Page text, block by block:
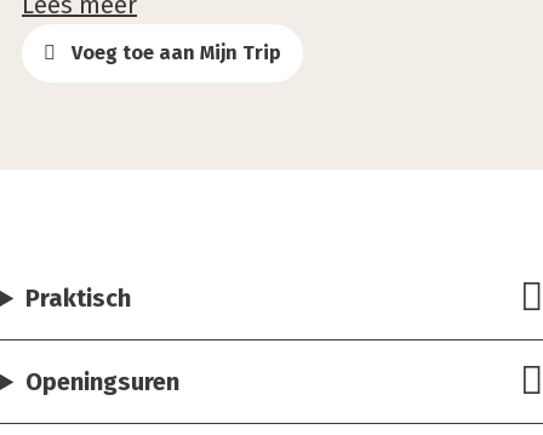
Voeg toe aan Mijn Trip
Praktisch
Openingsuren